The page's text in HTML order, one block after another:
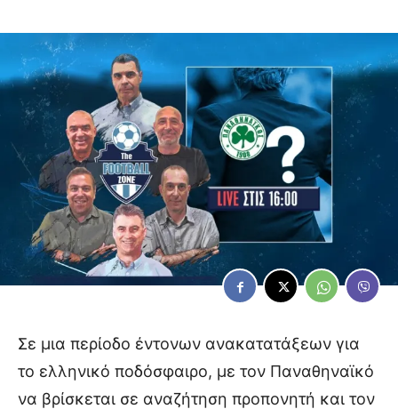
Σε μια περίοδο έντονων ανακατατάξεων για
το ελληνικό ποδόσφαιρο, με τον Παναθηναϊκό
να βρίσκεται σε αναζήτηση προπονητή και τον